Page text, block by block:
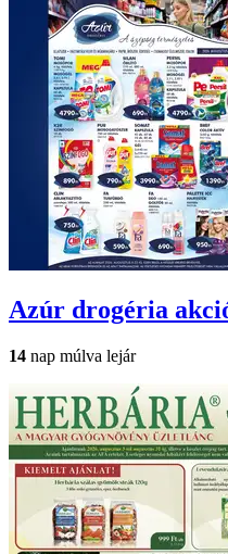
Azúr drogéria
14 nap múlva lejár